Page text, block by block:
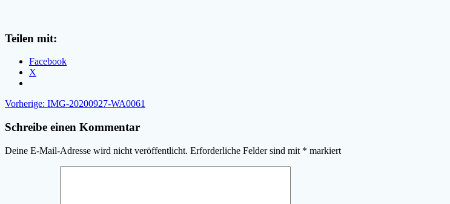
Teilen mit:
Facebook
X
Beitragsnavigation
Vorherige: Vorheriger
IMG-20200927-WA0061
Schreibe einen Kommentar
Deine E-Mail-Adresse wird nicht veröffentlicht. Erforderliche Felder sind mit * markiert